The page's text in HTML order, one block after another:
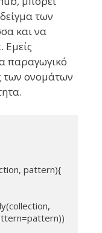
των
και να
Εμείς
παραγωγικό
των ονομάτων
pattern){